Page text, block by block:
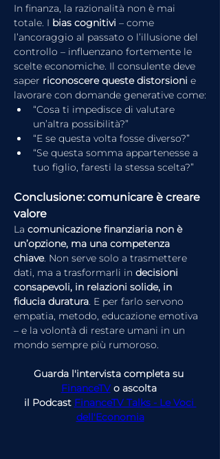
In finanza, la razionalità non è mai
totale. I bias cognitivi – come
l’ancoraggio al passato o l’illusione del
controllo – influenzano fortemente le
scelte economiche. Il consulente deve
saper riconoscere queste distorsioni e
lavorare con domande generative come:
“Cosa ti impedisce di valutare
un’altra possibilità?”
“E se questa volta fosse diverso?”
“Se questa somma appartenesse a
tuo figlio, faresti la stessa scelta?”
Conclusione: comunicare è creare
valore
La comunicazione finanziaria non è
un’opzione, ma una competenza
chiave. Non serve solo a trasmettere
dati, ma a trasformarli in decisioni
consapevoli, in relazioni solide, in
fiducia duratura . E per farlo servono
empatia, metodo, educazione emotiva
– e la volontà di restare umani in un
mondo sempre più rumoroso.
Guarda l'intervista completa su
FinanceTV o ascolta
il Podcast FinanceTV Talks - Le Voci
dell'Economia